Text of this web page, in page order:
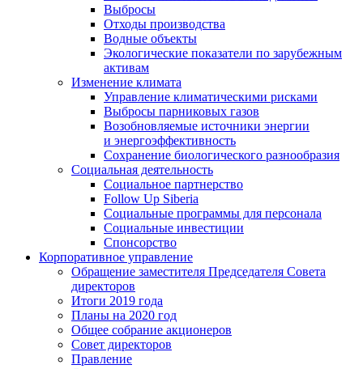
Выбросы
Отходы производства
Водные объекты
Экологические показатели по зарубежным
активам
Изменение климата
Управление климатическими рисками
Выбросы парниковых газов
Возобновляемые источники энергии
и энергоэффективность
Сохранение биологического разнообразия
Социальная деятельность
Социальное партнерство
Follow Up Siberia
Социальные программы для персонала
Социальные инвестиции
Спонсорство
Корпоративное управление
Обращение заместителя Председателя Совета
директоров
Итоги 2019 года
Планы на 2020 год
Общее собрание акционеров
Совет директоров
Правление